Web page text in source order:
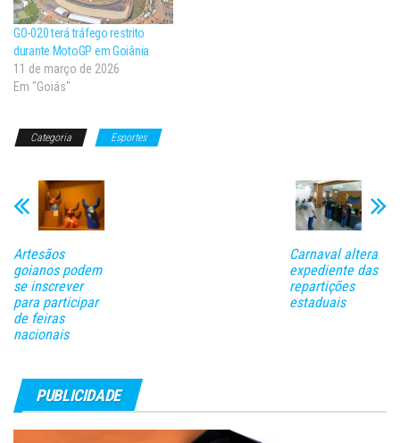
GO-020 terá tráfego restrito
durante MotoGP em Goiânia
11 de março de 2026
Em "Goiás"
Categoria Esportes
Artesãos
goianos podem
se inscrever
para participar
de feiras
nacionais
Carnaval altera
expediente das
repartições
estaduais
PUBLICIDADE